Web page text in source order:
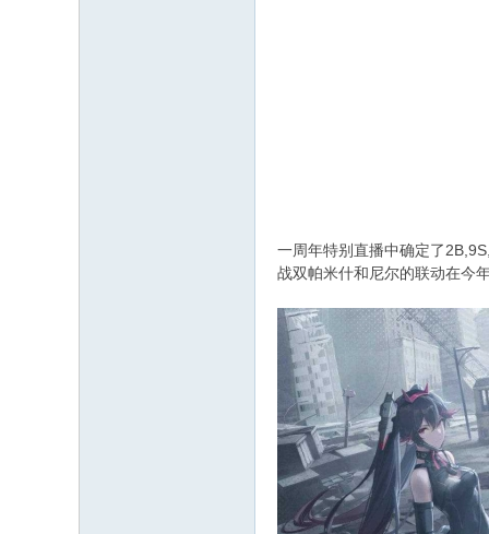
一周年特别直播中确定了
战双帕米什和尼尔的联动在今